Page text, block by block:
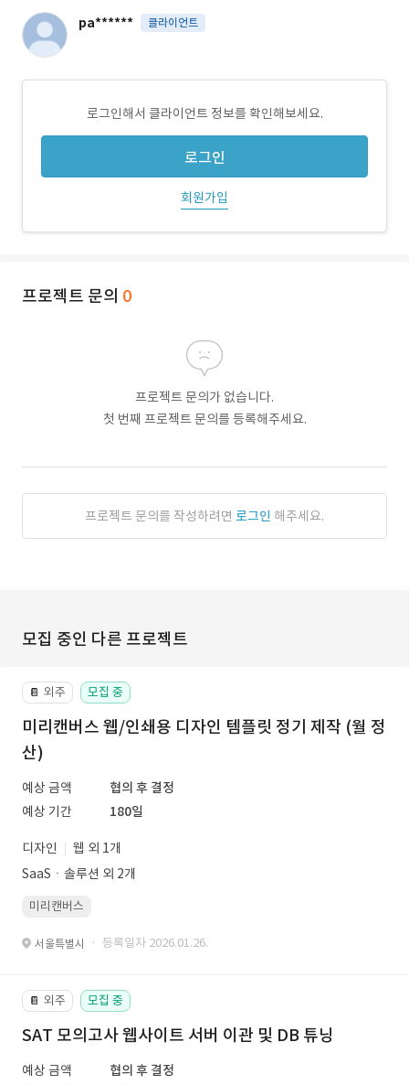
pa****** 클라이언트
로그인해서 클라이언트 정보를 확인해보세요.
로그인
회원가입
프로젝트 문의 0
프로젝트 문의가 없습니다.
첫 번째 프로젝트 문의를 등록해주세요.
프로젝트 문의를 작성하려면 로그인 해주세요.
모집 중인 다른 프로젝트
📔 외주 모집 중
미리캔버스 웹/인쇄용 디자인 템플릿 정기 제작 (월 정
산)
예상 금액
협의 후 결정
예상 기간
180일
디자인
웹 외 1개
SaaSㆍ솔루션 외 2개
미리캔버스
서울특별시 · 등록일자 2026.01.26.
📔 외주 모집 중
SAT 모의고사 웹사이트 서버 이관 및 DB 튜닝
예상 금액
협의 후 결정